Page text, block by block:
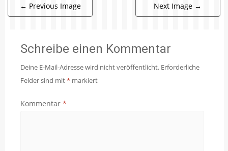
← Previous Image Next Image →
Schreibe einen Kommentar
Deine E-Mail-Adresse wird nicht veröffentlicht. Erforderliche
Felder sind mit* markiert
Kommentar *